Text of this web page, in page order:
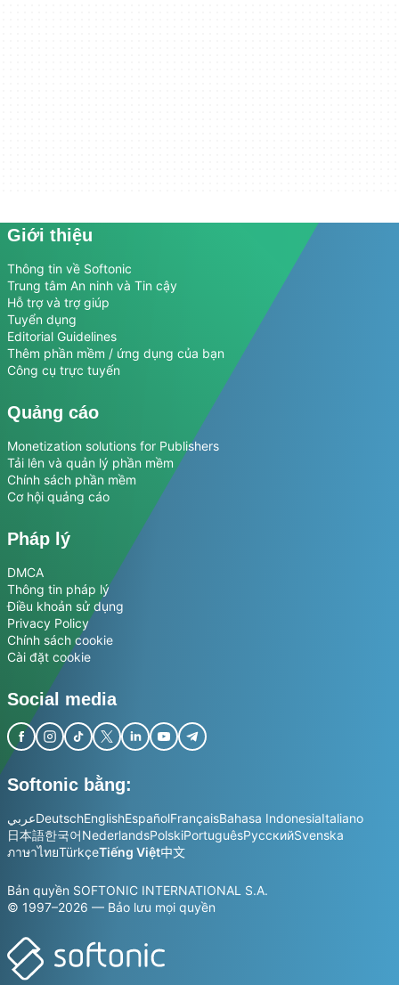
Giới thiệu
Thông tin về Softonic
Trung tâm An ninh và Tin cậy
Hỗ trợ và trợ giúp
Tuyển dụng
Editorial Guidelines
Thêm phần mềm / ứng dụng của bạn
Công cụ trực tuyến
Quảng cáo
Monetization solutions for Publishers
Tải lên và quản lý phần mềm
Chính sách phần mềm
Cơ hội quảng cáo
Pháp lý
DMCA
Thông tin pháp lý
Điều khoản sử dụng
Privacy Policy
Chính sách cookie
Cài đặt cookie
Social media
Softonic bằng:
عربيDeutschEnglishEspañolFrançaisBahasa IndonesiaItaliano
日本語한국어NederlandsPolskiPortuguêsРусскийSvenska
ภาษาไทยTürkçeTiếng Việt中文
Bản quyền SOFTONIC INTERNATIONAL S.A.
© 1997–2026 — Bảo lưu mọi quyền